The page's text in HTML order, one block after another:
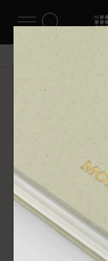
ナビゲー
検索 (
ーを閉
ショップ